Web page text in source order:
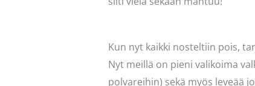
Kun nyt kaikki nosteltiin pois,
Nyt meillä on pieni valikoima
polvareihin) sekä myös leveää